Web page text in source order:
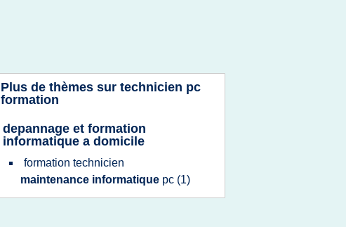
Plus de thèmes sur technicien pc
formation
depannage et formation
informatique a domicile
formation technicien
maintenance informatique pc (1)